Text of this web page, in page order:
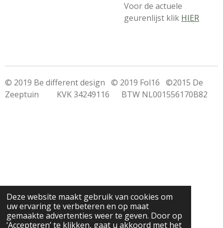
Deze website maakt gebruik van cookies om
uw ervaring te verbeteren en op maat
gemaakte advertenties weer te geven. Door op
‘Accepteren’ te klikken, gaat u akkoord met het
Voor de actuele
geurenlijst klik HIER
© 2019 Be different design © 2019 Fol16 ©2015 De
Zeeptuin KVK 34249116 BTW NL001556170B82